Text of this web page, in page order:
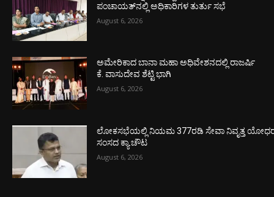
ಪಂಚಾಯತ್‌ನಲ್ಲಿ ಅಧಿಕಾರಿಗಳ ತುರ್ತು ಸಭೆ
August 6, 2026
ಅಮೇರಿಕಾದ ಬಾನಾ ಮಹಾ ಅಧಿವೇಶನದಲ್ಲಿ ರಾಜರ್ಷಿ
ಕೆ. ವಾಸುದೇವ ಶೆಟ್ಟಿ ಭಾಗಿ
August 6, 2026
ಲೋಕಸಭೆಯಲ್ಲಿ ನಿಯಮ 377ರಡಿ ಸೇವಾ ನಿವೃತ್ತ
ಸಂಸದ ಕ್ಯಾ.ಚೌಟ
August 6, 2026